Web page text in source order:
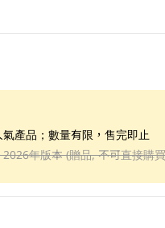
產品；數量有限，售完即止
年版本 (贈品, 不可直接購